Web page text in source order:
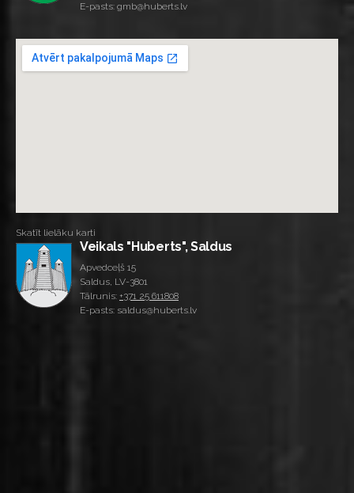
E-pasts: gmb@huberts.lv
Skatīt lielāku karti
Veikals "Huberts", Saldus
Apvedceļš 15
Saldus, LV-3801
Tālrunis: +371 25 611808
E-pasts: saldus@huberts.lv